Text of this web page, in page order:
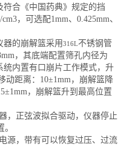
符合《中国药典》规定的挡
cm3，可选配1mm、0.425mm、
器的崩解篮采用316L不锈钢管
，其底端配置筛孔内径为
统内置有口崩片工作模式，升
动距离： 10±1mm，崩解篮降
，崩解篮升到最高位置
，正弦波拟合驱动，仪器停止
。
源，带有可以恢复过压、过流